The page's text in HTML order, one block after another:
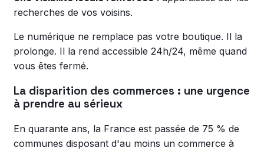
recherches de vos voisins.
Le numérique ne remplace pas votre boutique. Il la
prolonge. Il la rend accessible 24h/24, même quand
vous êtes fermé.
La disparition des commerces : une urgence
à prendre au sérieux
En quarante ans, la France est passée de 75 % de
communes disposant d'au moins un commerce à